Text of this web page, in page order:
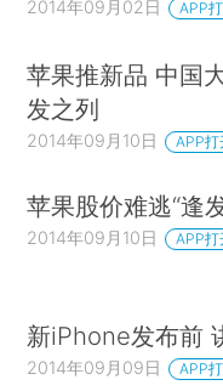
2014年09月02日 APP
苹果推新品 中国
发之列
2014年09月10日 APP打
苹果股价难逃“逢
2014年09月10日 APP打
新iPhone发布前
2014年09月09日 APP